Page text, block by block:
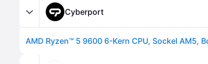
Cyberport
AMD Ryzen™ 5 9600 6-Kern CPU, Sockel AM5,